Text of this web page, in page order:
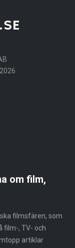
om film,
filmsfären, som
film-, TV- och
artiklar